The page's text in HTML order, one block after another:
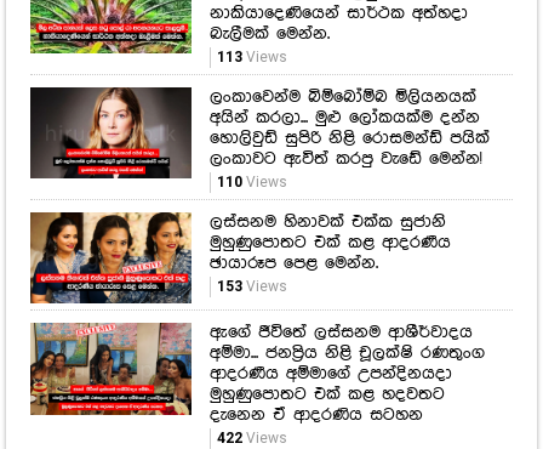
නාකියාදෙණියෙන් සාර්ථක අත්හදා
බැලීමක් මෙන්න.
113Views
ලංකාවෙන්ම බිම්බෝම්බ මිලියනයක්
අයින් කරලා... මුළු ලෝකයක්ම දන්න
හොලිවුඩ් සුපිරි නිළි රොසමන්ඩ් පයික්
ලංකාවට ඇවිත් කරපු වැඩේ මෙන්න!
110Views
ලස්සනම හිනාවක් එක්ක සුජානි
මුහුණුපොතට එක් කළ ආදරණීය
ඡායාරූප පෙළ මෙන්න.
153Views
ඇගේ ජීවිතේ ලස්සනම ආශීර්වාදය
අම්මා... ජනප්‍රිය නිළි චූලක්ෂි රණතුංග
ආදරණීය අම්මාගේ උපන්දිනයදා
මුහුණුපොතට එක් කළ හදවතට
දැනෙන ඒ ආදරණිය සටහන
422Views